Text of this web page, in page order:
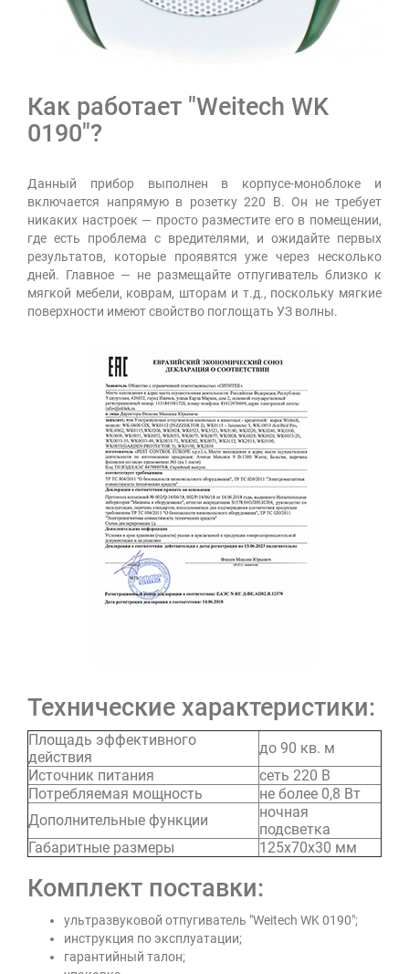
Как работает "Weitech WK
0190"?
Данный прибор выполнен в корпусе-моноблоке и
включается напрямую в розетку 220 В. Он не требует
никаких настроек — просто разместите его в помещении,
где есть проблема с вредителями, и ожидайте первых
результатов, которые проявятся уже через несколько
дней. Главное — не размещайте отпугиватель близко к
мягкой мебели, коврам, шторам и т.д., поскольку мягкие
поверхности имеют свойство поглощать УЗ волны.
Технические характеристики:
Площадь эффективного
действия
до 90 кв. м
Источник питания
сеть 220 В
Потребляемая мощность
не более 0,8 Вт
Дополнительные функции
ночная
подсветка
Габаритные размеры
125х70х30 мм
Комплект поставки:
ультразвуковой отпугиватель "Weitech WK 0190";
инструкция по эксплуатации;
гарантийный талон;